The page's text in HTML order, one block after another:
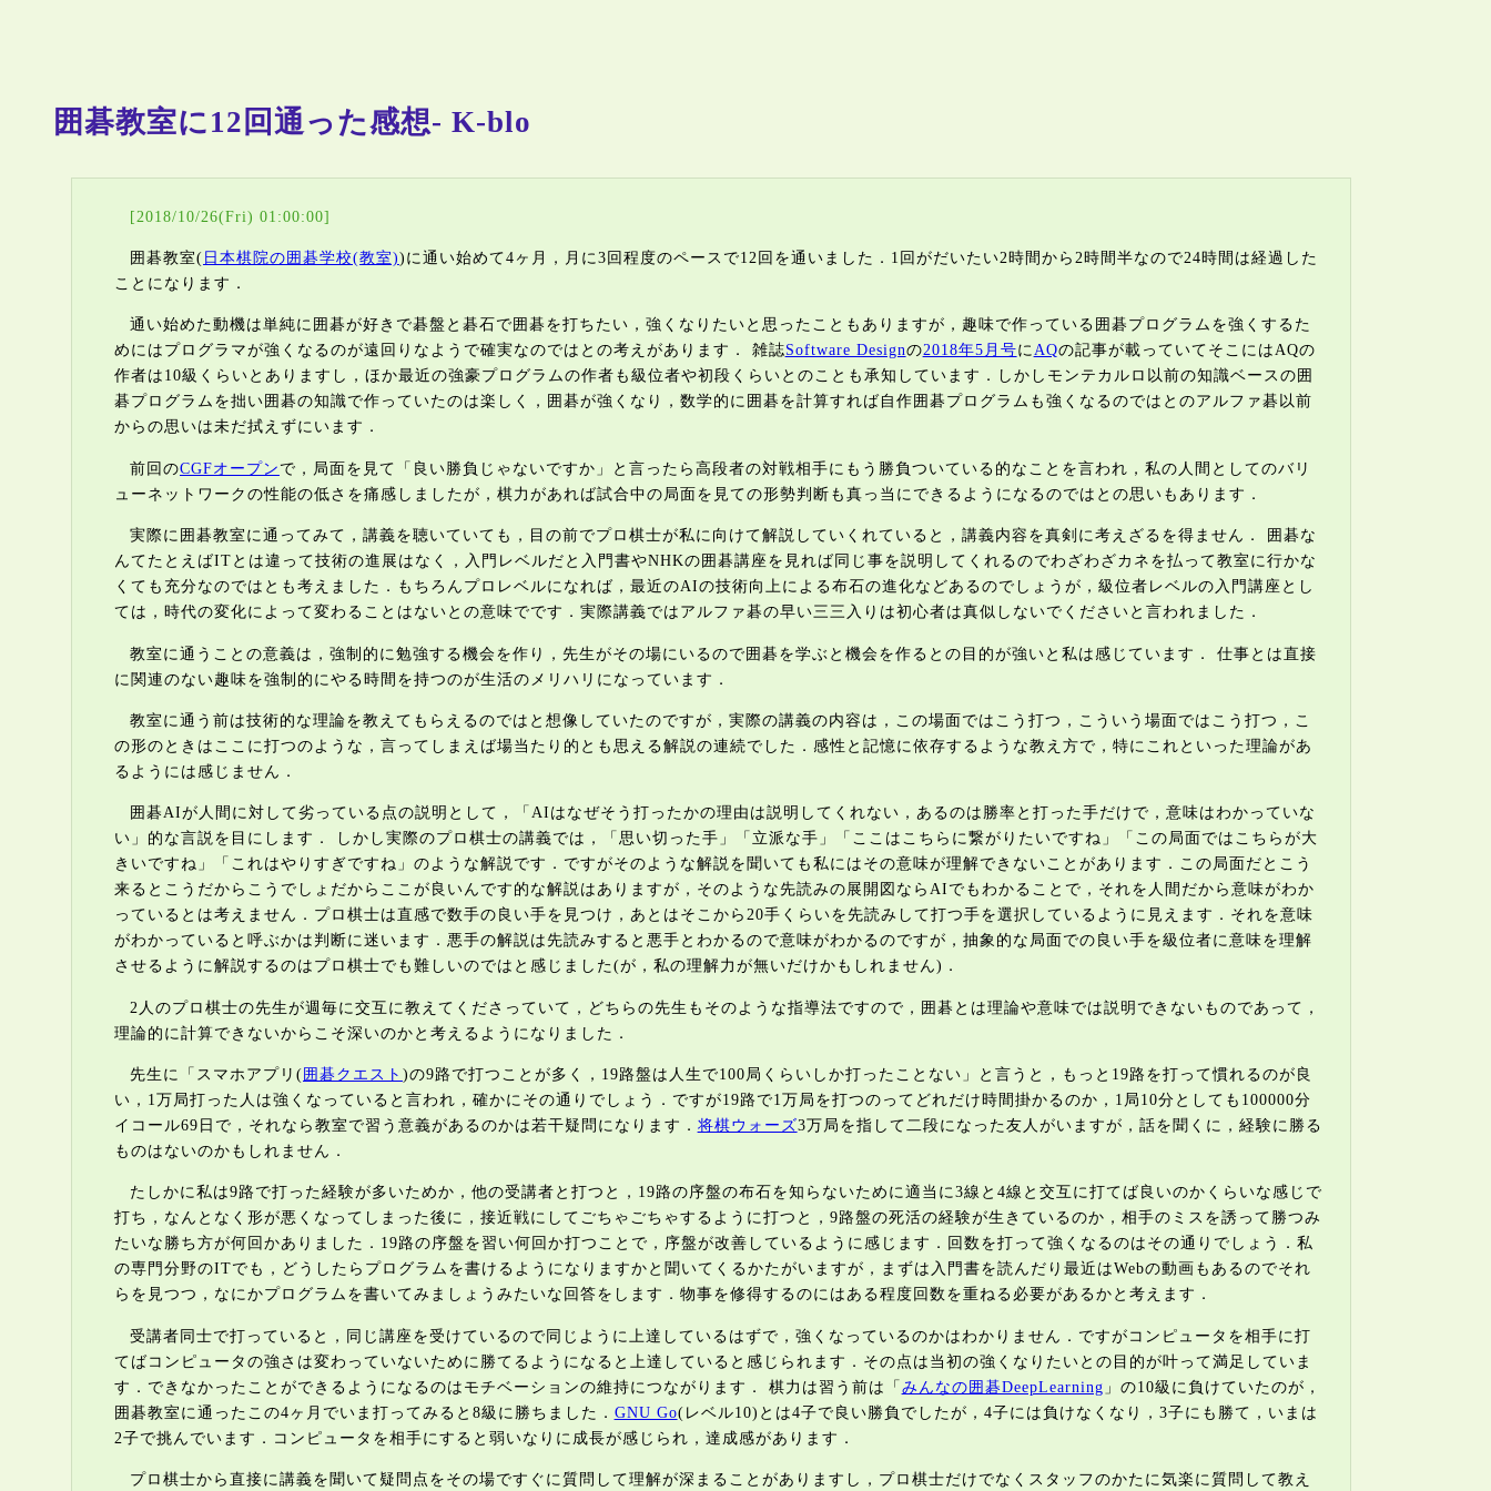
囲碁教室に12回通った感想- K-blo
[2018/10/26(Fri) 01:00:00]
囲碁教室(日本棋院の囲碁学校(教室))に通い始めて4ヶ月，月に3回程度のペースで12回を通いました．1回がだいたい2時間から2時間半なので24時間は経過した
ことになります．
通い始めた動機は単純に囲碁が好きで碁盤と碁石で囲碁を打ちたい，強くなりたいと思ったこともありますが，趣味で作っている囲碁プログラムを強くするた
めにはプログラマが強くなるのが遠回りなようで確実なのではとの考えがあります． 雑誌Software Designの2018年5月号にAQの記事が載っていてそこにはAQの
作者は10級くらいとありますし，ほか最近の強豪プログラムの作者も級位者や初段くらいとのことも承知しています．しかしモンテカルロ以前の知識ベースの囲
碁プログラムを拙い囲碁の知識で作っていたのは楽しく，囲碁が強くなり，数学的に囲碁を計算すれば自作囲碁プログラムも強くなるのではとのアルファ碁以前
からの思いは未だ拭えずにいます．
前回のCGFオープンで，局面を見て「良い勝負じゃないですか」と言ったら高段者の対戦相手にもう勝負ついている的なことを言われ，私の人間としてのバリ
ューネットワークの性能の低さを痛感しましたが，棋力があれば試合中の局面を見ての形勢判断も真っ当にできるようになるのではとの思いもあります．
実際に囲碁教室に通ってみて，講義を聴いていても，目の前でプロ棋士が私に向けて解説していくれていると，講義内容を真剣に考えざるを得ません． 囲碁な
んてたとえばITとは違って技術の進展はなく，入門レベルだと入門書やNHKの囲碁講座を見れば同じ事を説明してくれるのでわざわざカネを払って教室に行かな
くても充分なのではとも考えました．もちろんプロレベルになれば，最近のAIの技術向上による布石の進化などあるのでしょうが，級位者レベルの入門講座とし
ては，時代の変化によって変わることはないとの意味でです．実際講義ではアルファ碁の早い三三入りは初心者は真似しないでくださいと言われました．
教室に通うことの意義は，強制的に勉強する機会を作り，先生がその場にいるので囲碁を学ぶと機会を作るとの目的が強いと私は感じています． 仕事とは直接
に関連のない趣味を強制的にやる時間を持つのが生活のメリハリになっています．
教室に通う前は技術的な理論を教えてもらえるのではと想像していたのですが，実際の講義の内容は，この場面ではこう打つ，こういう場面ではこう打つ，こ
の形のときはここに打つのような，言ってしまえば場当たり的とも思える解説の連続でした．感性と記憶に依存するような教え方で，特にこれといった理論があ
るようには感じません．
囲碁AIが人間に対して劣っている点の説明として，「AIはなぜそう打ったかの理由は説明してくれない，あるのは勝率と打った手だけで，意味はわかっていな
い」的な言説を目にします． しかし実際のプロ棋士の講義では，「思い切った手」「立派な手」「ここはこちらに繋がりたいですね」「この局面ではこちらが大
きいですね」「これはやりすぎですね」のような解説です．ですがそのような解説を聞いても私にはその意味が理解できないことがあります．この局面だとこう
来るとこうだからこうでしょだからここが良いんです的な解説はありますが，そのような先読みの展開図ならAIでもわかることで，それを人間だから意味がわか
っているとは考えません．プロ棋士は直感で数手の良い手を見つけ，あとはそこから20手くらいを先読みして打つ手を選択しているように見えます．それを意味
がわかっていると呼ぶかは判断に迷います．悪手の解説は先読みすると悪手とわかるので意味がわかるのですが，抽象的な局面での良い手を級位者に意味を理解
させるように解説するのはプロ棋士でも難しいのではと感じました(が，私の理解力が無いだけかもしれません)．
2人のプロ棋士の先生が週毎に交互に教えてくださっていて，どちらの先生もそのような指導法ですので，囲碁とは理論や意味では説明できないものであって，
理論的に計算できないからこそ深いのかと考えるようになりました．
先生に「スマホアプリ(囲碁クエスト )の9路で打つことが多く，19路盤は人生で100局くらいしか打ったことない」と言うと，もっと19路を打って慣れるのが良
い，1万局打った人は強くなっていると言われ，確かにその通りでしょう．ですが19路で1万局を打つのってどれだけ時間掛かるのか，1局10分としても100000分
イコール69日で，それなら教室で習う意義があるのかは若干疑問になります． 将棋ウォーズ3万局を指して二段になった友人がいますが，話を聞くに，経験に勝る
ものはないのかもしれません．
たしかに私は9路で打った経験が多いためか，他の受講者と打つと，19路の序盤の布石を知らないために適当に3線と4線と交互に打てば良いのかくらいな感じで
打ち，なんとなく形が悪くなってしまった後に，接近戦にしてごちゃごちゃするように打つと，9路盤の死活の経験が生きているのか，相手のミスを誘って勝つみ
たいな勝ち方が何回かありました．19路の序盤を習い何回か打つことで，序盤が改善しているように感じます．回数を打って強くなるのはその通りでしょう．私
の専門分野のITでも，どうしたらプログラムを書けるようになりますかと聞いてくるかたがいますが，まずは入門書を読んだり最近はWebの動画もあるのでそれ
らを見つつ，なにかプログラムを書いてみましょうみたいな回答をします．物事を修得するのにはある程度回数を重ねる必要があるかと考えます．
受講者同士で打っていると，同じ講座を受けているので同じように上達しているはずで，強くなっているのかはわかりません．ですがコンピュータを相手に打
てばコンピュータの強さは変わっていないために勝てるようになると上達していると感じられます．その点は当初の強くなりたいとの目的が叶って満足していま
す．できなかったことができるようになるのはモチベーションの維持につながります． 棋力は習う前は「みんなの囲碁DeepLearning 」の10級に負けていたのが，
囲碁教室に通ったこの4ヶ月でいま打ってみると8級に勝ちました． GNU Go(レベル10)とは4子で良い勝負でしたが，4子には負けなくなり，3子にも勝て，いまは
2子で挑んでいます．コンピュータを相手にすると弱いなりに成長が感じられ，達成感があります．
プロ棋士から直接に講義を聞いて疑問点をその場ですぐに質問して理解が深まることがありますし，プロ棋士だけでなくスタッフのかたに気楽に質問して教え